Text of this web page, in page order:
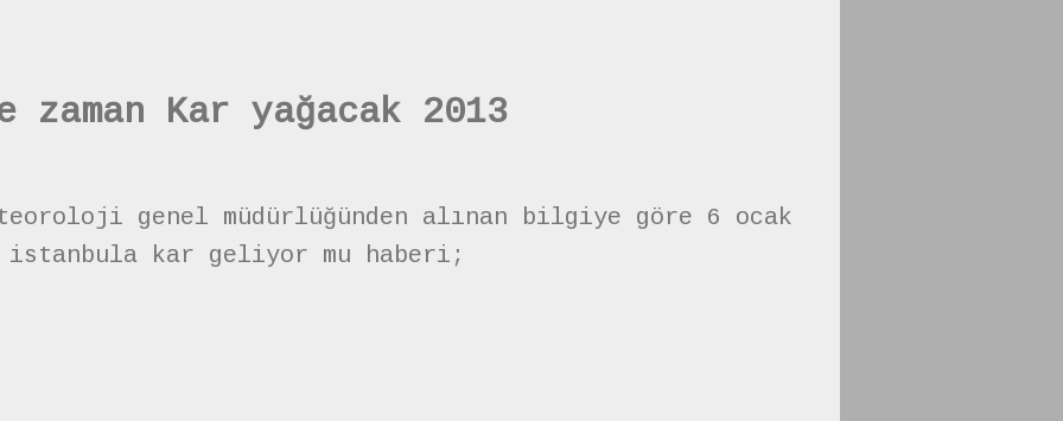
Kar yağacak 2013
genel müdürlüğünden alınan bilgiye göre 6 ocak
kar geliyor mu haberi;